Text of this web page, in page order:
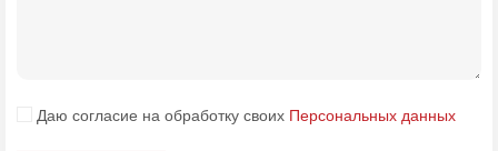
Даю согласие на обработку своих Персональных данных